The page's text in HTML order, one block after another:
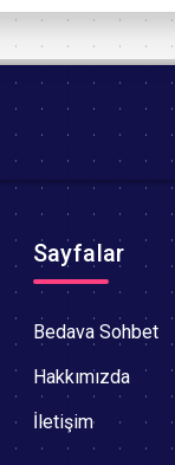
Sayfalar
Bedava Sohbet
Hakkımızda
İletişim